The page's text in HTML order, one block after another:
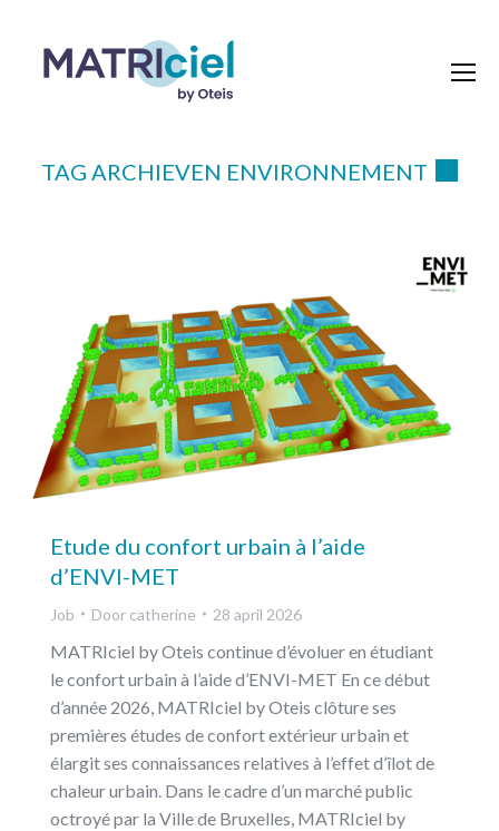
TAG ARCHIEVEN ENVIRONNEMENT
Etude du confort urbain à l’aide
d’ENVI-MET
Job Door catherine 28 april 2026
MATRIciel by Oteis continue d’évoluer en étudiant
le confort urbain à l’aide d’ENVI-MET En ce début
d’année 2026, MATRIciel by Oteis clôture ses
premières études de confort extérieur urbain et
élargit ses connaissances relatives à l’effet d’îlot de
chaleur urbain. Dans le cadre d’un marché public
octroyé par la Ville de Bruxelles, MATRIciel by